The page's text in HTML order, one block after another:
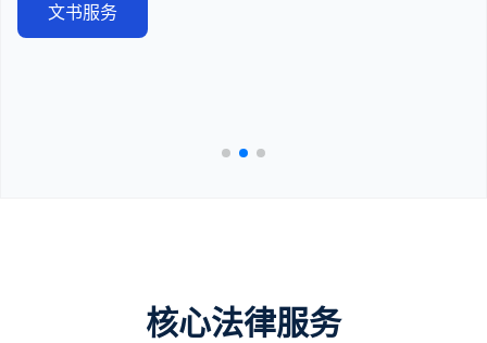
文书服务
核心法律服务